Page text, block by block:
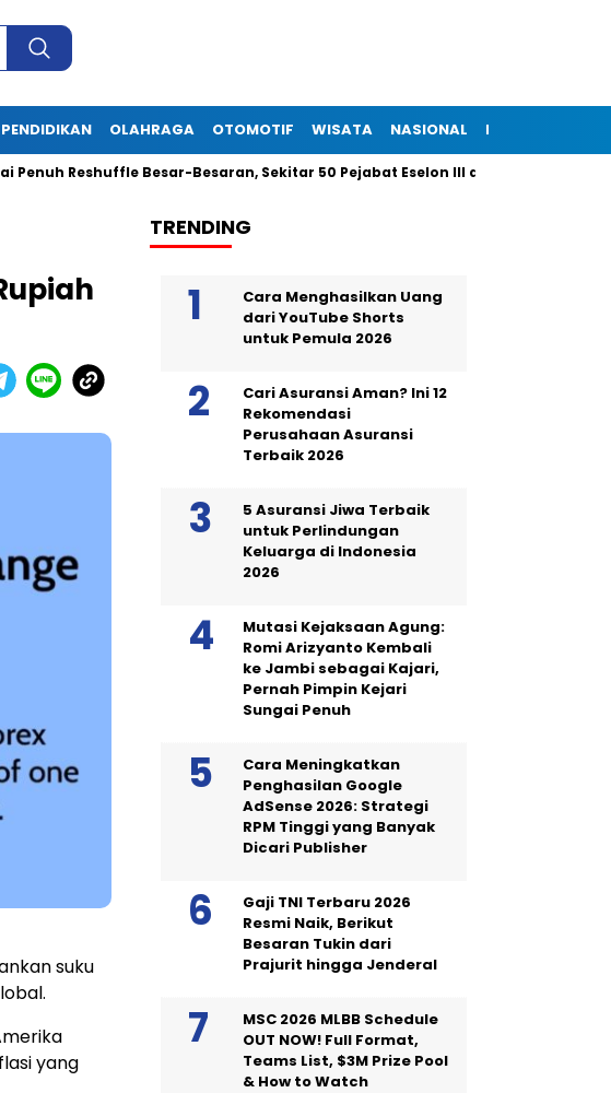
PENDIDIKAN OLAHRAGA OTOMOTIF WISATA NASIONAL INTERNASIONAL
Reshuffle Besar-Besaran, Sekitar 50 Pejabat Eselon III dan IV Dilantik Malam Ini
suku
yang
TRENDING
Cara Menghasilkan Uang
dari YouTube Shorts
untuk Pemula 2026
Cari Asuransi Aman? Ini 12
Rekomendasi
Perusahaan Asuransi
Terbaik 2026
5 Asuransi Jiwa Terbaik
untuk Perlindungan
Keluarga di Indonesia
2026
Mutasi Kejaksaan Agung:
Romi Arizyanto Kembali
ke Jambi sebagai Kajari,
Pernah Pimpin Kejari
Sungai Penuh
Cara Meningkatkan
Penghasilan Google
AdSense 2026: Strategi
RPM Tinggi yang Banyak
Dicari Publisher
Gaji TNI Terbaru 2026
Resmi Naik, Berikut
Besaran Tukin dari
Prajurit hingga Jenderal
MSC 2026 MLBB Schedule
OUT NOW! Full Format,
Teams List, $3M Prize Pool
& How to Watch